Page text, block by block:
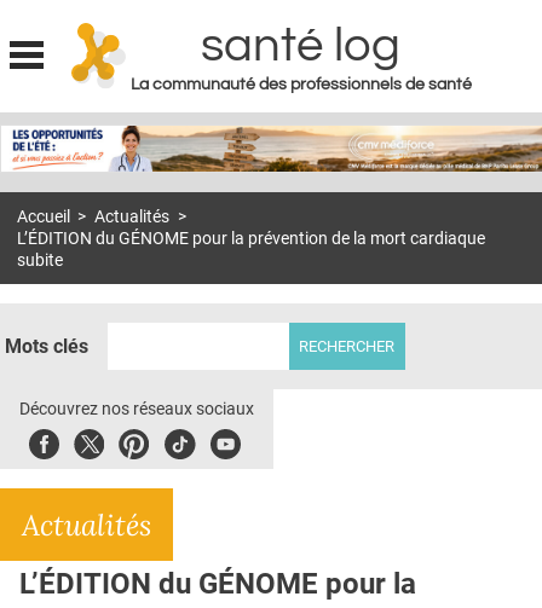
Jump to navigation
santé log
La communauté des professionnels de santé
MON COMPTE
S'ABONNER À LA REVUE SOIN À DOMICILE
E-REVUE SAD
THÉMA
Accueil > Actualités >
L’ÉDITION du GÉNOME pour la prévention de la mort cardiaque
subite
Mots clés
Découvrez nos réseaux sociaux
FacebookTwitterPinterest
TiktokYoubute
Actualités
L’ÉDITION du GÉNOME pour la